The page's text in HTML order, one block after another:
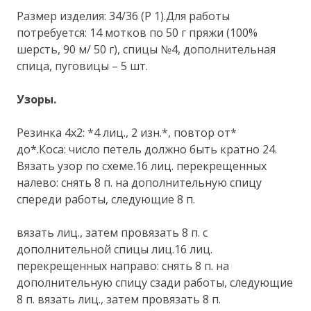
Размер изделия: 34/36 (Р 1).Для работы
потребуется: 14 мотков по 50 г пряжи (100%
шерсть, 90 м/ 50 г), спицы №4, дополнительная
спица, пуговицы – 5 шт.
Узоры.
Резинка 4х2: *4 лиц., 2 изн.*, повтор от*
до*.Коса: число петель должно быть кратно 24.
Вязать узор по схеме.16 лиц. перекрещенных
налево: снять 8 п. на дополнительную спицу
спереди работы, следующие 8 п.
вязать лиц., затем провязать 8 п. с
дополнительной спицы лиц.16 лиц.
перекрещенных направо: снять 8 п. на
дополнительную спицу сзади работы, следующие
8 п. вязать лиц., затем провязать 8 п.